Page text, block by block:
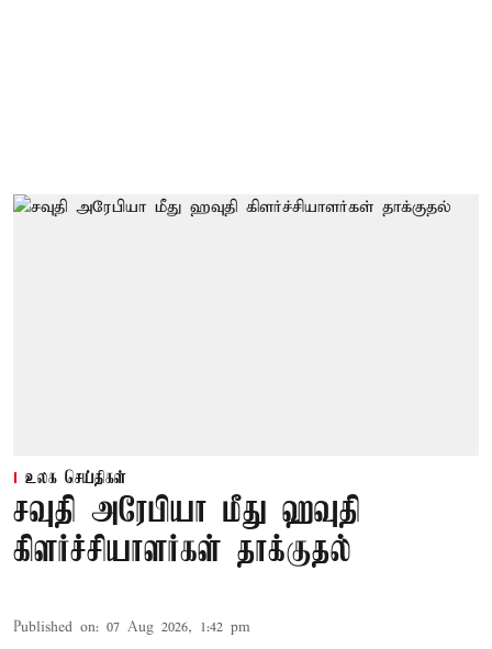
உலக செய்திகள்
சவுதி அரேபியா மீது ஹவுதி
கிளர்ச்சியாளர்கள் தாக்குதல்
Published on: 07 Aug 2026, 1:42 pm